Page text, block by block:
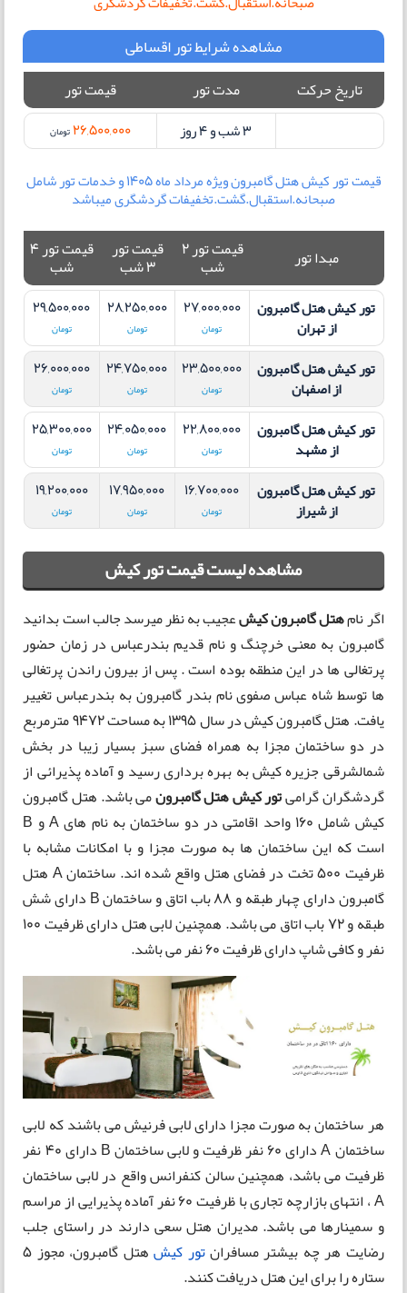
مشاهده شرایط تور اقساطی
تاریخ حرکت مدت تور قیمت تور
3 شب و 4 روز 26,500,000تومان
قیمت تور کیش هتل گامبرون ویژه مرداد ماه 1405 و خدمات تور شامل
صبحانه.استقبال.گشت.تخفیفات گردشگری میباشد
مبدا تور قیمت تور 2
شب
قیمت تور
3 شب
قیمت تور 4
شب
تور کیش هتل گامبرون
از تهران
27,000,000
تومان
28,250,000
تومان
29,500,000
تومان
تور کیش هتل گامبرون
از اصفهان
23,500,000
تومان
24,750,000
تومان
26,000,000
تومان
تور کیش هتل گامبرون
از مشهد
22,800,000
تومان
24,050,000
تومان
25,300,000
تومان
تور کیش هتل گامبرون
از شیراز
16,700,000
تومان
17,950,000
تومان
19,200,000
تومان
مشاهده لیست قیمت تور کیش
اگر نامهتل گامبرون کیشعجیب به نظر میرسد جالب است بدانید
گامبرون به معنی خرچنگ و نام قدیم بندرعباس در زمان حضور
پرتغالی ها در این منطقه بوده است . پس از بیرون راندن پرتغالی
ها توسط شاه عباس صفوی نام بندر گامبرون به بندرعباس تغییر
یافت. هتل گامبرون کیش در سال 1395 به مساحت 9472 مترمربع
در دو ساختمان مجزا به همراه فضای سبز بسیار زیبا در بخش
شمالشرقی جزیره کیش به بهره برداری رسید و آماده پذیرائی از
گردشگران گرامیتور کیش هتل گامبرونمی باشد. هتل گامبرون
کیش شامل 160 واحد اقامتی در دو ساختمان به نام های A و B
است که این ساختمان ها به صورت مجزا و با امکانات مشابه با
ظرفیت 500 تخت در فضای هتل واقع شده اند. ساختمان A هتل
گامبرون دارای چهار طبقه و 88 باب اتاق و ساختمان B دارای شش
طبقه و 72 باب اتاق می باشد. همچنین لابی هتل دارای ظرفیت 100
نفر و کافی شاپ دارای ظرفیت 60 نفر می باشد.
هر ساختمان به صورت مجزا دارای لابی فرنیش می باشند که لابی
ساختمان A دارای 60 نفر ظرفیت و لابی ساختمان B دارای 40 نفر
ظرفیت می باشد، همچنین سالن کنفرانس واقع در لابی ساختمان
A ، انتهای بازارچه تجاری با ظرفیت 60 نفر آماده پذیرایی از مراسم
و سمینارها می باشد. مدیران هتل سعی دارند در راستای جلب
رضایت هر چه بیشتر مسافرانتور کیش
هتل گامبرون، مجوز ۵
ستاره را برای این هتل دریافت کنند.